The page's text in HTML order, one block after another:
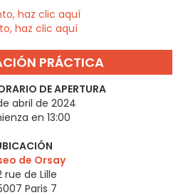
haz clic aquí
haz clic aquí
PRÁCTICA
DE APERTURA
abril de 2024
en 13:00
de Orsay
rue de Lille
Paris 7